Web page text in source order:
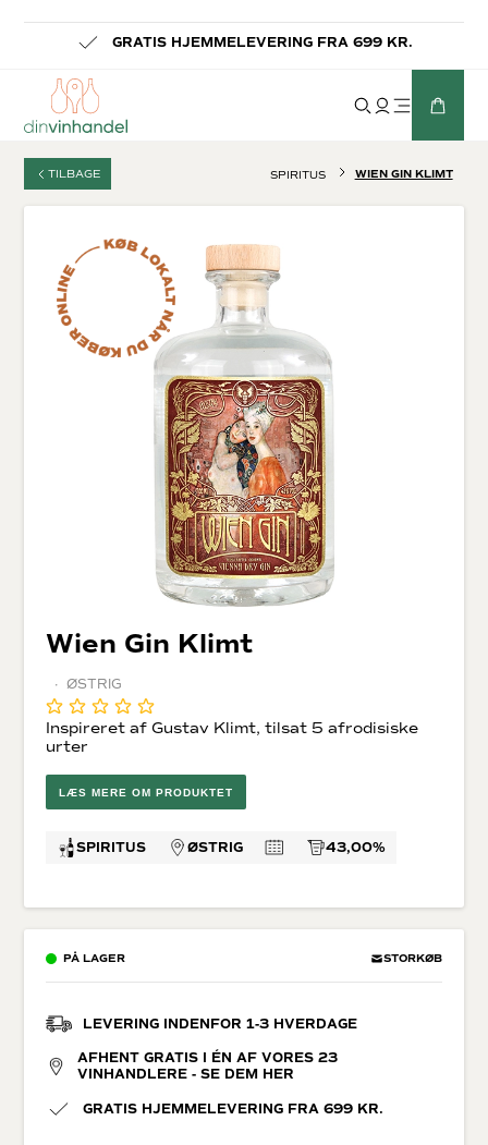
GRATIS HJEMMELEVERING FRA 699 KR.
TILBAGE SPIRITUS WIEN GIN KLIMT
Wien Gin Klimt
· ØSTRIG
Inspireret af Gustav Klimt, tilsat 5 afrodisiske
urter
LÆS MERE OM PRODUKTET
SPIRITUS ØSTRIG 43,00%
PÅ LAGER STORKØB
LEVERING INDENFOR 1-3 HVERDAGE
AFHENT GRATIS I ÉN AF VORES 23
VINHANDLERE - SE DEM HER
GRATIS HJEMMELEVERING FRA 699 KR.